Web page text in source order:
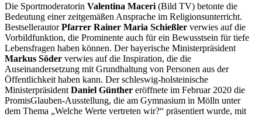
Die Sportmoderatorin Valentina Maceri (Bild TV) betonte die
Bedeutung einer zeitgemäßen Ansprache im Religionsunterricht.
BestsellerautorPfarrer Rainer Maria Schießler verwies auf die
Vorbildfunktion, die Prominente auch für ein Bewusstsein für tiefe
Lebensfragen haben können. Der bayerische Ministerpräsident
Markus Söder verwies auf die Inspiration, die die
Auseinandersetzung mit Grundhaltung von Personen aus der
Öffentlichkeit haben kann. Der schleswig-holsteinische
Ministerpräsident Daniel Günther eröffnete im Februar 2020 die
PromisGlauben-Ausstellung, die am Gymnasium in Mölln unter
dem Thema „Welche Werte vertreten wir?“ präsentiert wurde, mit